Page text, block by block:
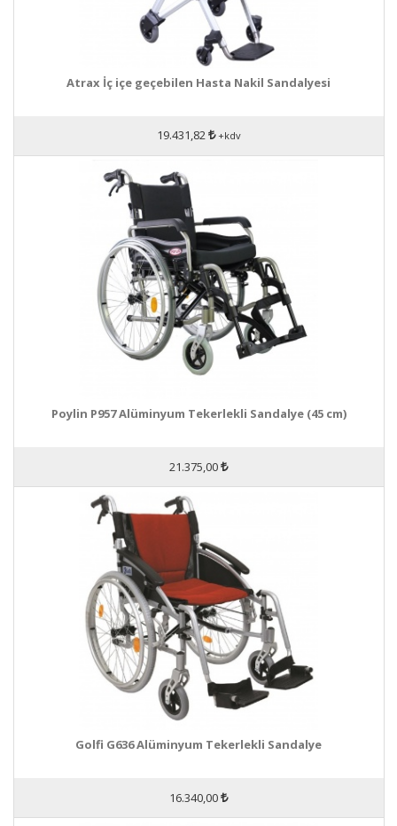
Atrax İç içe geçebilen Hasta Nakil Sandalyesi
19.431,82 +kdv
Poylin P957 Alüminyum Tekerlekli Sandalye (45 cm)
21.375,00
Golfi G636 Alüminyum Tekerlekli Sandalye
16.340,00